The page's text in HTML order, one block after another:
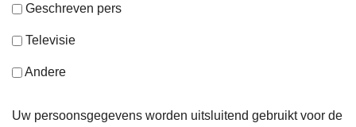
Geschreven pers
Televisie
Andere
Uw persoonsgegevens worden uitsluitend gebruikt voor de